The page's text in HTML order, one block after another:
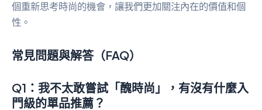
個重新思考時尚的機會，讓我們更加關注內在的價值和個
性。
常見問題與解答（FAQ）
Q1：我不太敢嘗試「醜時尚」，有沒有什麼入
門級的單品推薦？